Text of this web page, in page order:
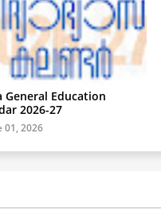
General Education
2026-27
01, 2026